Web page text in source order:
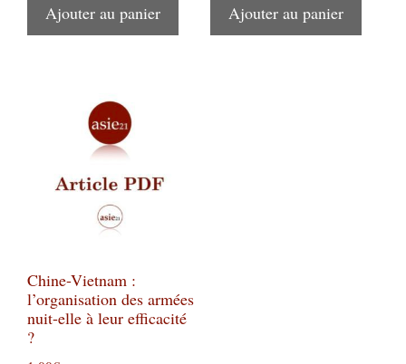
Ajouter au panier Ajouter au panier
Chine-Vietnam :
l’organisation des armées
nuit-elle à leur efficacité
?